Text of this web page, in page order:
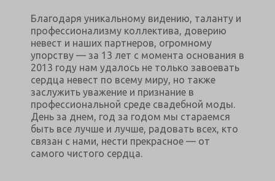
Благодаря уникальному видению, таланту и
профессионализму коллектива, доверию
невест и наших партнеров, огромному
упорству — за 13 лет с момента основания в
2013 году нам удалось не только завоевать
сердца невест по всему миру, но также
заслужить уважение и признание в
профессиональной среде свадебной моды.
День за днем, год за годом мы стараемся
быть все лучше и лучше, радовать всех, кто
связан с нами, нести прекрасное — от
самого чистого сердца.